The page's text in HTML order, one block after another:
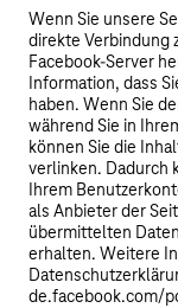
Wenn Sie unsere
direkte Verbindung
Facebook-Server
Information, dass
haben. Wenn Sie
während Sie in
können Sie die
verlinken. Dadurch
Ihrem
als Anbieter der
übermittelten
erhalten. Weitere
de.facebook.com/